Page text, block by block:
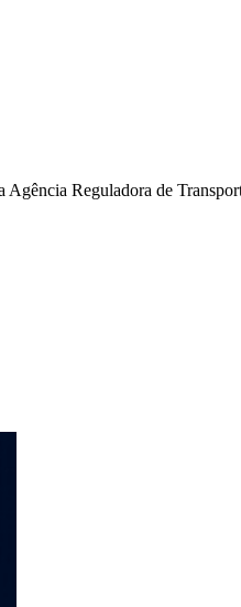
Reguladora de